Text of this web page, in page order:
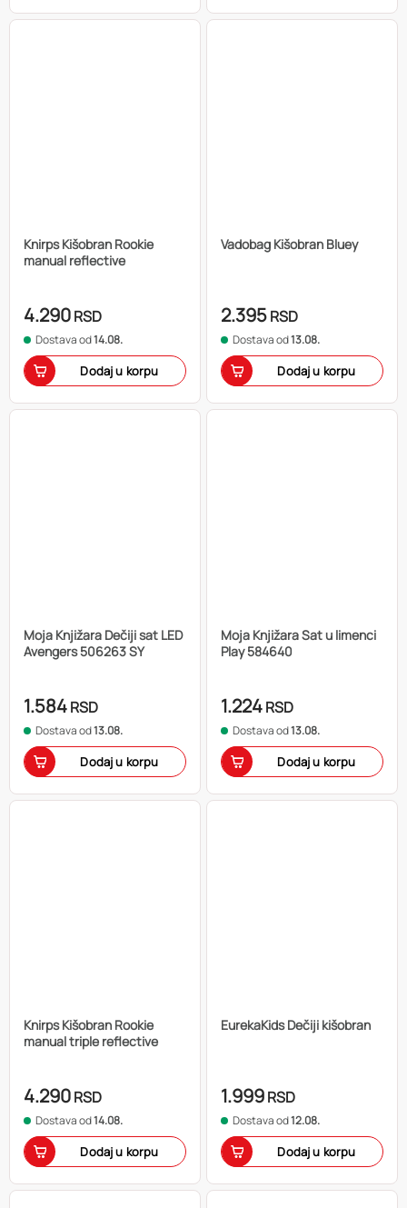
Knirps Kišobran Rookie
manual reflective
4.290RSD
Dostava od14.08.
Dodaj u korpu
Vadobag Kišobran Bluey
2.395RSD
Dostava od13.08.
Dodaj u korpu
Moja Knjižara Dečiji sat LED
Avengers 506263 SY
1.584RSD
Dostava od13.08.
Dodaj u korpu
Moja Knjižara Sat u limenci
Play 584640
1.224RSD
Dostava od13.08.
Dodaj u korpu
Knirps Kišobran Rookie
manual triple reflective
4.290RSD
Dostava od14.08.
Dodaj u korpu
EurekaKids Dečiji kišobran
1.999RSD
Dostava od12.08.
Dodaj u korpu